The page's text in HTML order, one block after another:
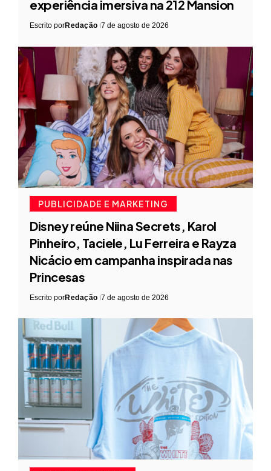
experiência imersiva na 212 Mansion
Escrito porRedação 7 de agosto de 2026
PUBLICIDADE E MARKETING
Disney reúne Niina Secrets, Karol
Pinheiro, Taciele, Lu Ferreira e Rayza
Nicácio em campanha inspirada nas
Princesas
Escrito porRedação 7 de agosto de 2026